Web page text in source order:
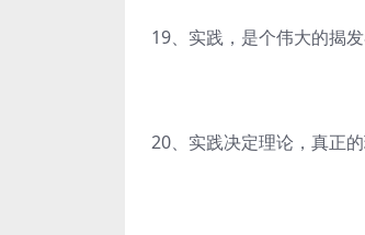
19、实践，是个伟大的揭
20、实践决定理论，真正